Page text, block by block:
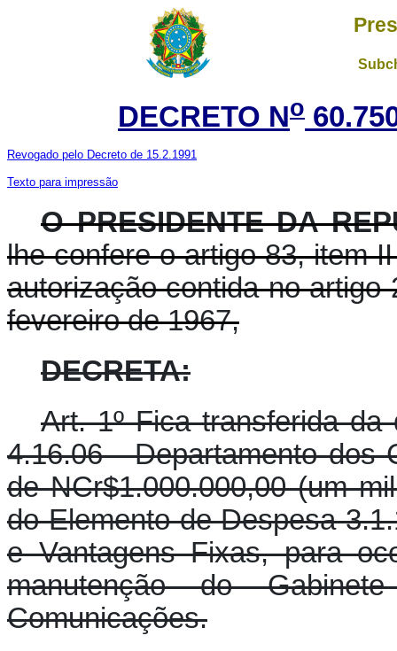
DECRETO No
Revogado pelo Decreto de 15.2.1991
Texto para impressão
O PRESIDENTE DA
lhe confere o artigo 83, item
autorização contida no artigo
fevereiro de 1967,
DECRETA:
Art. 1º Fica transferida da
4.16.06 - Departamento dos
de NCr$1.000.000,00 (um
do Elemento de Despesa
e Vantagens Fixas, para
manutenção do
Comunicações.